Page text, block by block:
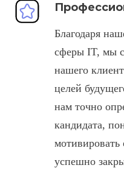
Благодаря
сферы IT, мы
нашего
целей
нам точно
кандидата,
мотивировать
успешно